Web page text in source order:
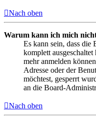
Nach oben
Warum kann ich mich
Es kann sein, dass
komplett
mehr anmelden
Adresse oder der
möchtest, gesperrt
an die Board-
Nach oben